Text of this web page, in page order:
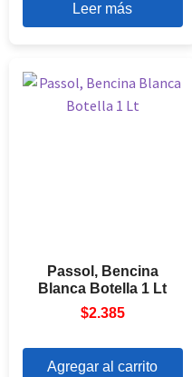
Leer más
Passol, Bencina
Blanca Botella 1 Lt
$2.385
Agregar al carrito